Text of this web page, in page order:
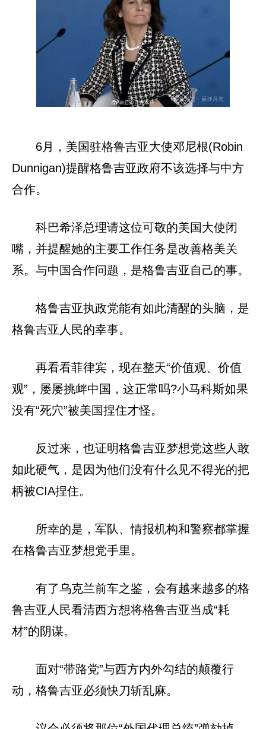
6月，美国驻格鲁吉亚大使邓尼根(Robin
Dunnigan)提醒格鲁吉亚政府不该选择与中方
合作。
科巴希泽总理请这位可敬的美国大使闭
嘴，并提醒她的主要工作任务是改善格美关
系。与中国合作问题，是格鲁吉亚自己的事。
格鲁吉亚执政党能有如此清醒的头脑，是
格鲁吉亚人民的幸事。
再看看菲律宾，现在整天“价值观、价值
观”，屡屡挑衅中国，这正常吗?小马科斯如果
没有“死穴”被美国捏住才怪。
反过来，也证明格鲁吉亚梦想党这些人敢
如此硬气，是因为他们没有什么见不得光的把
柄被CIA捏住。
所幸的是，军队、情报机构和警察都掌握
在格鲁吉亚梦想党手里。
有了乌克兰前车之鉴，会有越来越多的格
鲁吉亚人民看清西方想将格鲁吉亚当成“耗
材”的阴谋。
面对“带路党”与西方内外勾结的颠覆行
动，格鲁吉亚必须快刀斩乱麻。